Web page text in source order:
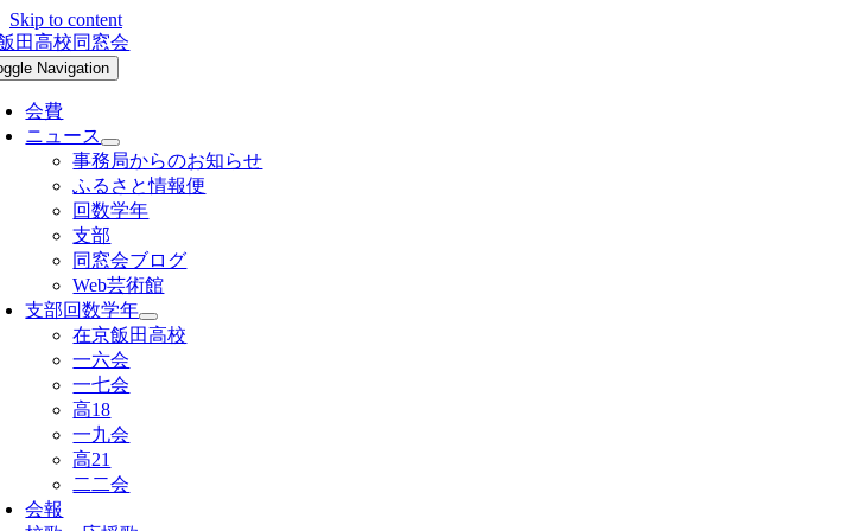
Skip to content
Navigation
会費
ニュース
事務局からのお知らせ
ふるさと情報便
回数学年
支部
同窓会ブログ
Web芸術館
支部回数学年
在京飯田高校
一六会
一七会
高18
一九会
高21
二二会
会報